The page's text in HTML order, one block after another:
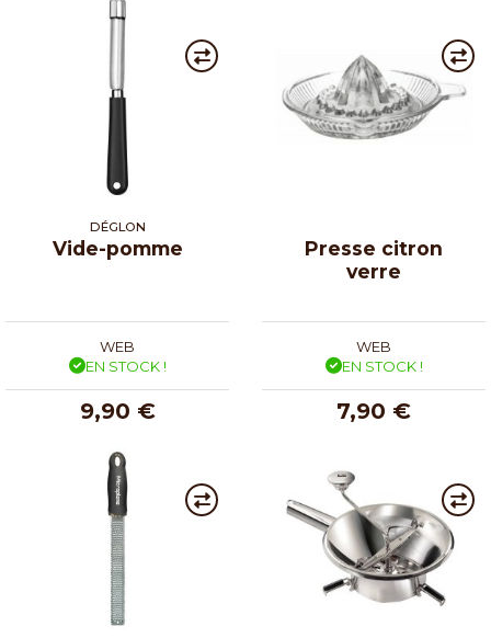
DÉGLON
Vide-pomme
WEB
EN STOCK !
9,90 €
Presse citron
verre
WEB
EN STOCK !
7,90 €